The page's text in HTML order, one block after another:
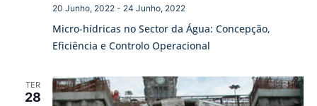
Micro-hídricas no Sector da Água: Concepção,
Eficiência e Controlo Operacional
20 Junho, 2022- 24 Junho, 2022
TER
28